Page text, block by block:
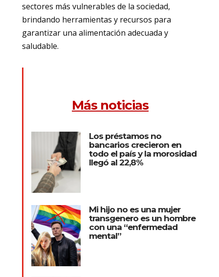
sectores más vulnerables de la sociedad,
brindando herramientas y recursos para
garantizar una alimentación adecuada y
saludable.
Más noticias
Los préstamos no
bancarios crecieron en
todo el país y la morosidad
llegó al 22,8%
Mi hijo no es una mujer
transgenero es un hombre
con una “enfermedad
mental”